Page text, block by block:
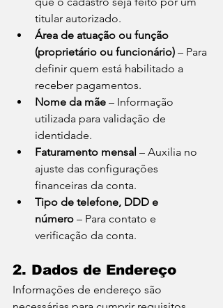
titular autorizado.
Área de atuação ou função
(proprietário ou funcionário) – Para
definir quem está habilitado a
receber pagamentos.
Nome da mãe – Informação
utilizada para validação de
identidade.
Faturamento mensal – Auxilia no
ajuste das configurações
financeiras da conta.
Tipo de telefone, DDD e
número – Para contato e
verificação da conta.
2. Dados de Endereço
Informações de endereço são